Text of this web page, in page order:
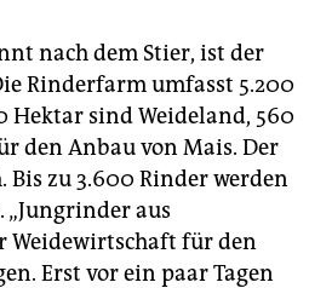
nach dem Stier, ist der
Rinderfarm umfasst 5.200
Hektar sind Weideland, 560
den Anbau von Mais. Der
Bis zu 3.600 Rinder werden
aus
für den
Erst vor ein paar Tagen